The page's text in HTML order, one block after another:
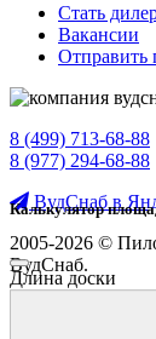
Стать
Вакансии
Отправить
8 (499) 713-68-88
8 (977) 294-68-88
ВудСнаб в
2005-2026 ©
ВудСнаб.
Предложения на
являются
Калькулятор
Длина доски